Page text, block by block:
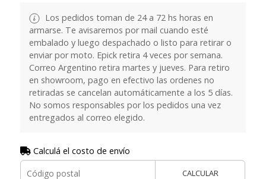
Los pedidos toman de 24 a 72 hs horas en
armarse. Te avisaremos por mail cuando esté
embalado y luego despachado o listo para retirar o
enviar por moto. Epick retira 4 veces por semana.
Correo Argentino retira martes y jueves. Para retiro
en showroom, pago en efectivo las ordenes no
retiradas se cancelan automáticamente a los 5 días.
No somos responsables por los pedidos una vez
entregados al correo elegido.
Calculá el costo de envío
CALCULAR